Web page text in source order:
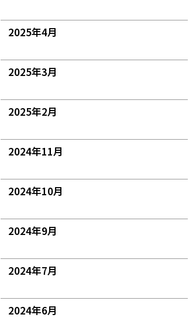
2025年4月
2025年3月
2025年2月
2024年11月
2024年10月
2024年9月
2024年7月
2024年6月